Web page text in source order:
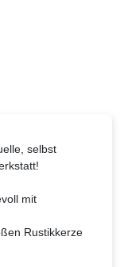
selbst
mit
Rustikkerze